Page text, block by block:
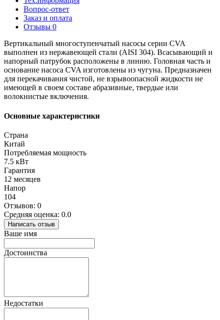
Вопрос-ответ
Заказ и оплата
Отзывы 0
Вертикальный многоступенчатый насосы серии CVA
выполнен из нержавеющей стали (AISI 304). Всасывающий и
напорный патрубок расположены в линию. Головная часть и
основание насоса CVA изготовлены из чугуна. Предназначен
для перекачивания чистой, не взрывоопасной жидкости не
имеющей в своем составе абразивные, твердые или
волокнистые включения.
Основные характеристики
Страна
Китай
Потребляемая мощность
7.5 кВт
Гарантия
12 месяцев
Напор
104
Отзывов: 0
Средняя оценка: 0.0
Написать отзыв
Ваше имя
Достоинства
Недостатки